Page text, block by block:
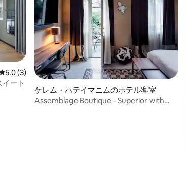
ビュー3件、5つ星中5.0つ星の平均評価
5.0 (3)
ート
ケレム・ハテイマニムのホテル客室
Assemblage Boutique - Superior with